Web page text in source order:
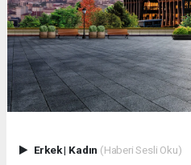
Erkek| Kadın (Haberi Sesli Oku)